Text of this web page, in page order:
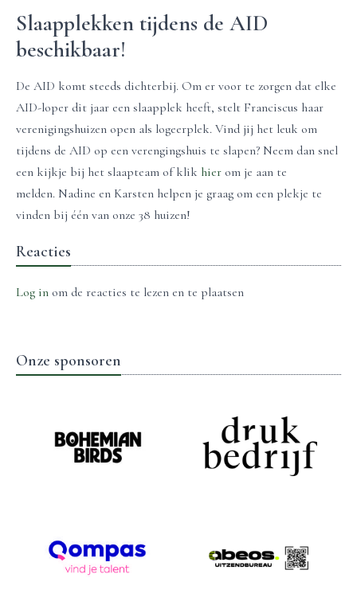
Slaapplekken tijdens de AID
beschikbaar!
De AID komt steeds dichterbij. Om er voor te zorgen dat elke
AID-loper dit jaar een slaapplek heeft, stelt Franciscus haar
verenigingshuizen open als logeerplek. Vind jij het leuk om
tijdens de AID op een verengingshuis te slapen? Neem dan snel
een kijkje bij het slaapteam of klik hier om je aan te
melden. Nadine en Karsten helpen je graag om een plekje te
vinden bij één van onze 38 huizen!
Reacties
Log in om de reacties te lezen en te plaatsen
Onze sponsoren